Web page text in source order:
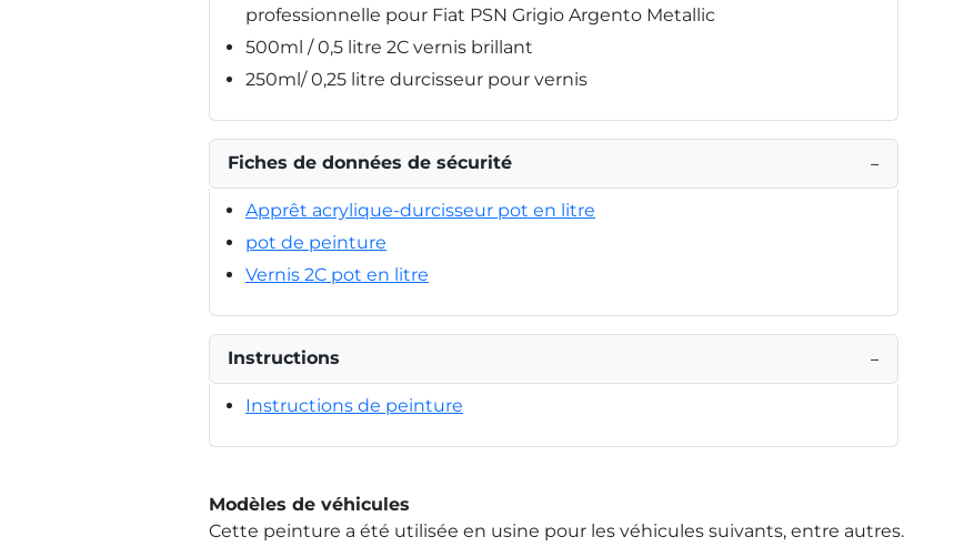
professionnelle pour Fiat PSN Grigio Argento Metallic
500ml / 0,5 litre 2C vernis brillant
250ml/ 0,25 litre durcisseur pour vernis
Fiches de données de sécurité −
Apprêt acrylique-durcisseur pot en litre
pot de peinture
Vernis 2C pot en litre
Instructions −
Instructions de peinture
Modèles de véhicules
Cette peinture a été utilisée en usine pour les véhicules suivants, entre autres.